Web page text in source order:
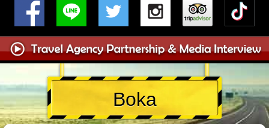
Boka